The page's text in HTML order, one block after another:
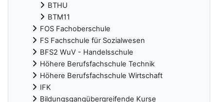
BTHU
BTM11
FOS Fachoberschule
FS Fachschule für Sozialwesen
BFS2 WuV - Handelsschule
Höhere Berufsfachschule Technik
Höhere Berufsfachschule Wirtschaft
IFK
Bildungsgangübergreifende Kurse